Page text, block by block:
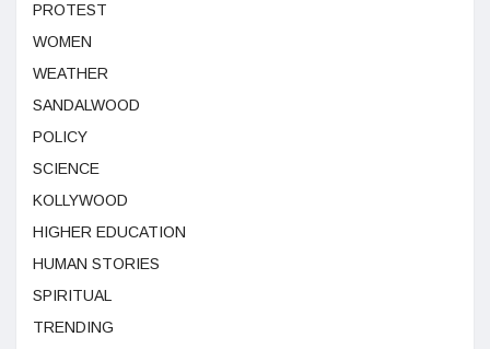
PROTEST
WOMEN
WEATHER
SANDALWOOD
POLICY
SCIENCE
KOLLYWOOD
HIGHER EDUCATION
HUMAN STORIES
SPIRITUAL
TRENDING